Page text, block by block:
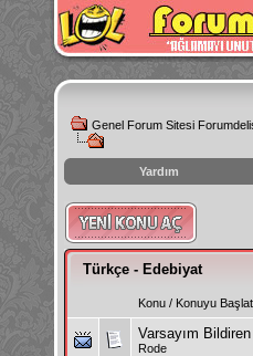
Genel Forum Sitesi
Yardım
instagram
izlenme
hilesi
Türkçe - Edebiyat
Konu / Konuyu
Varsayım
Rode